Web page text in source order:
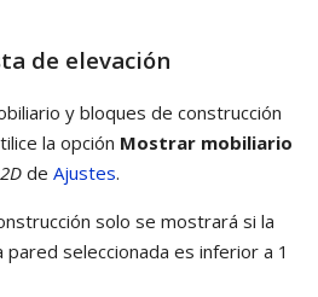
de elevación
y bloques de construcción
la opción Mostrar mobiliario
2D de Ajustes.
solo se mostrará si la
seleccionada es inferior a 1